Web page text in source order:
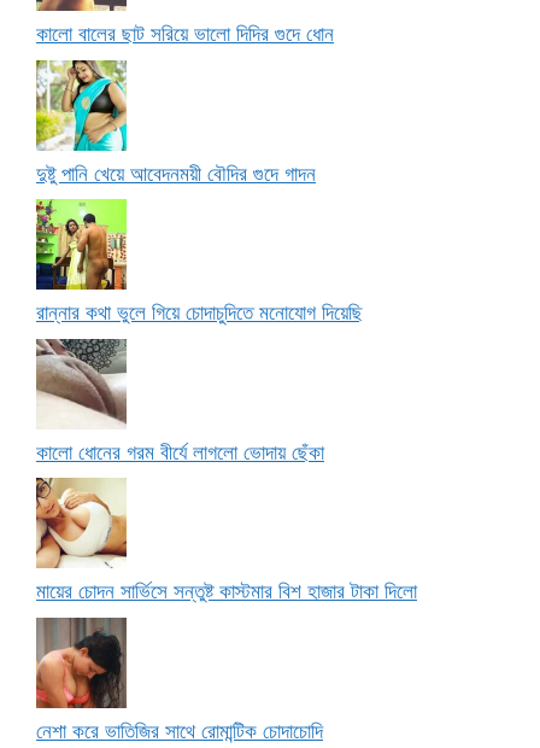
কালো বালের ছাট সরিয়ে ভালো দিদির গুদে ধোন
দুষ্টু পানি খেয়ে আবেদনময়ী বৌদির গুদে গাদন
রান্নার কথা ভুলে গিয়ে চোদাচুদিতে মনোযোগ দিয়েছি
কালো ধোনের গরম বীর্যে লাগলো ভোদায় ছেঁকা
মায়ের চোদন সার্ভিসে সন্তুষ্ট কাস্টমার বিশ হাজার টাকা দিলো
নেশা করে ভাতিজির সাথে রোমান্টিক চোদাচোদি